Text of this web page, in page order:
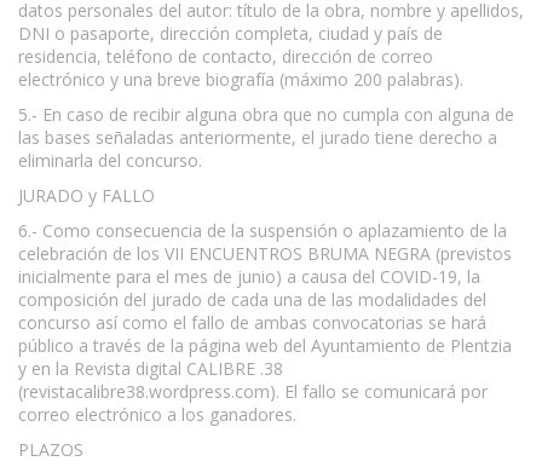
datos personales del autor: título de la obra, nombre y apellidos,
DNI o pasaporte, dirección completa, ciudad y país de
residencia, teléfono de contacto, dirección de correo
electrónico y una breve biografía (máximo 200 palabras).
5.- En caso de recibir alguna obra que no cumpla con alguna de
las bases señaladas anteriormente, el jurado tiene derecho a
eliminarla del concurso.
JURADO y FALLO
6.- Como consecuencia de la suspensión o aplazamiento de la
celebración de los VII ENCUENTROS BRUMA NEGRA (previstos
inicialmente para el mes de junio) a causa del COVID-19, la
composición del jurado de cada una de las modalidades del
concurso así como el fallo de ambas convocatorias se hará
público a través de la página web del Ayuntamiento de Plentzia
y en la Revista digital CALIBRE .38
(revistacalibre38.wordpress.com). El fallo se comunicará por
correo electrónico a los ganadores.
PLAZOS